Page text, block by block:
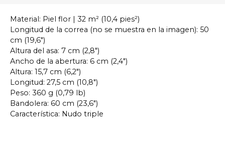
Material: Piel flor | 32 m² (10,4 pies²)
Longitud de la correa (no se muestra en la imagen): 50
cm (19,6″)
Altura del asa: 7 cm (2,8″)
Ancho de la abertura: 6 cm (2,4″)
Altura: 15,7 cm (6,2″)
Longitud: 27,5 cm (10,8″)
Peso: 360 g (0,79 lb)
Bandolera: 60 cm (23,6″)
Característica: Nudo triple